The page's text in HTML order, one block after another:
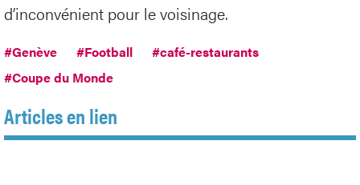
d’inconvénient pour le voisinage.
#Genève #Football
#café-restaurants
#Coupe du Monde
Articles en lien